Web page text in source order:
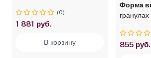
(0)
1 881 руб.
В корзину
Форма
гранулах
855 руб.